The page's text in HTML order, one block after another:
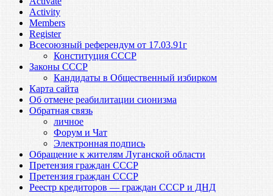
Activity
Members
Register
Всесоюзный референдум от 17.03.91г
Конституция СССР
Законы СССР
Кандидаты в Общественный избирком
Карта сайта
Об отмене реабилитации сионизма
Обратная связь
личное
Форум и Чат
Электронная подпись
Обращение к жителям Луганской области
Претензия граждан СССР
Претензия граждан СССР
Реестр кредиторов — граждан СССР и ДНД